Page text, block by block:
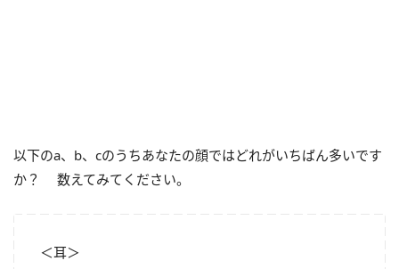
以下のa、b、cのうちあなたの顔ではどれがいちばん多いです
か？ 数えてみてください。
＜耳＞